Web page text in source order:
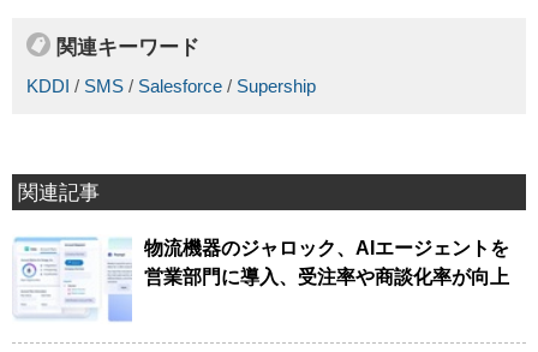
関連キーワード
KDDI / SMS / Salesforce / Supership
関連記事
物流機器のジャロック、AIエージェントを
営業部門に導入、受注率や商談化率が向上